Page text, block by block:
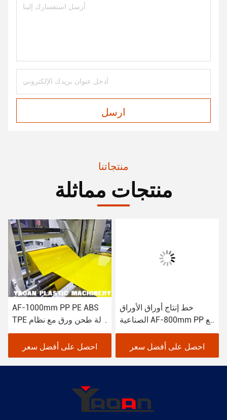
ارسل
منتجاتنا
منتجات مماثلة
AF-1000mm PP PE ABS
TPE آلة طحن ورق مع نظام
التلف متقدم
احصل على أفضل سعر
خط إنتاج أوراق الأوراق
الصناعية AF-800mm PP مع
نظام التلف متقدم
احصل على أفضل سعر